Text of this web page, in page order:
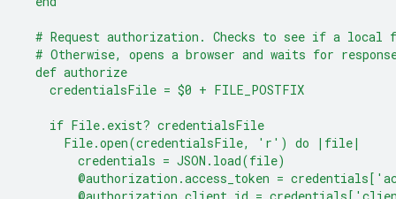
# Request authorization. Checks to see if a local
# Otherwise, opens a browser and waits for
  def authorize
    credentialsFile = $0 + FILE_POSTFIX
    if File.exist? credentialsFile
      File.open(credentialsFile, 'r') do |file|
        credentials = JSON.load(file)
@authorization.access_token =